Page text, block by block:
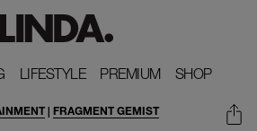
LIFESTYLE
LIFESTYLE PREMIUM
PREMIUM SHOP
SHOP
| FRAGMENT GEMIST